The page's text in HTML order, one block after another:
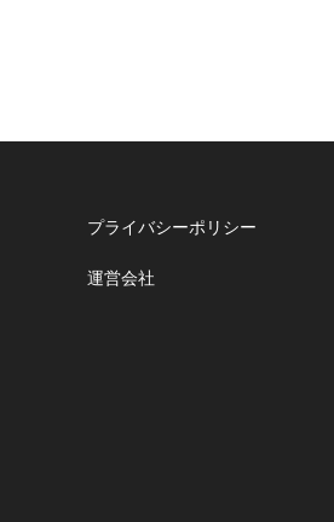
プライバシーポリシー
運営会社